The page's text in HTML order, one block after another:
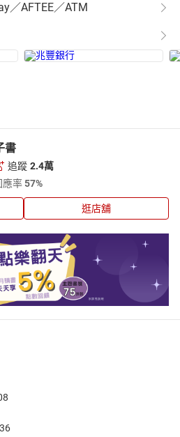
／AFTEE／ATM
書
追蹤 2.4萬
應率57%
逛店舖